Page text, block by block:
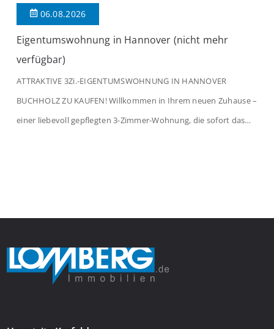
06.08.2026
Eigentumswohnung in Hannover (nicht mehr
verfügbar)
ATTRAKTIVE 3Zi.-EIGENTUMSWOHNUNG IN HANNOVER
BUCHHOLZ ZU KAUFEN! Willkommen in Ihrem neuen Zuhause –
einer liebevoll gepflegten 3-Zimmer-Wohnung, die sofort das